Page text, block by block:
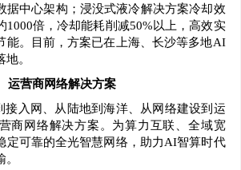
据中心架构；浸没式液冷解决方案冷却效
1000倍，冷却能耗削减50%以上，高效实
能。目前，方案已在上海、长沙等多地AI
。
运营商网络解决方案
接入网、从陆地到海洋、从网络建设到运
商网络解决方案。为算力互联、全域宽
定可靠的全光智慧网络，助力AI智算时代